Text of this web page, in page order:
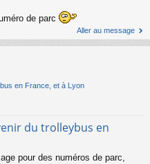
de parc
Aller au message
en France, et à Lyon
du trolleybus en
pour des numéros de parc,